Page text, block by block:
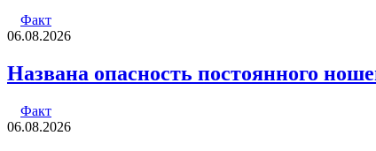
Факт
06.08.2026
Названа опасность постоянного
Факт
06.08.2026